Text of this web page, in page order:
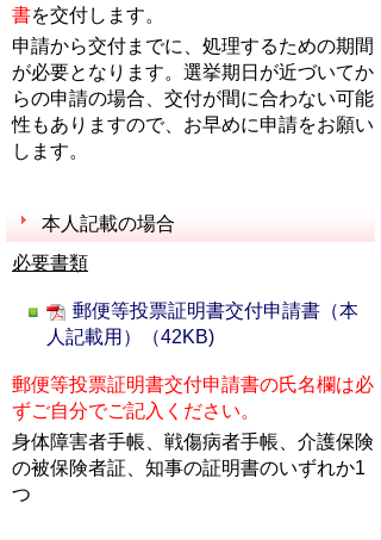
書を交付します。
申請から交付までに、処理するための期間
が必要となります。選挙期日が近づいてか
らの申請の場合、交付が間に合わない可能
性もありますので、お早めに申請をお願い
します。
本人記載の場合
必要書類
郵便等投票証明書交付申請書（本
人記載用）（42KB)
郵便等投票証明書交付申請書の氏名欄は必
ずご自分でご記入ください。
身体障害者手帳、戦傷病者手帳、介護保険
の被保険者証、知事の証明書のいずれか1
つ